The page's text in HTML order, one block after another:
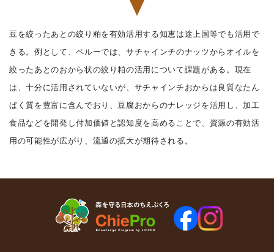
豆を絞ったあとの絞り粕を有効活用する知恵は途上国等でも活用で
きる。例として、ペルーでは、サチャインチのナッツからオイルを
絞ったあとのおから状の絞り粕の活用について課題がある。現在
は、十分に活用されていないが、サチャインチおからは良質なたん
ぱく質を豊富に含んでおり、豆腐おからのナレッジを活用し、加工
食品などを開発し付加価値と認知度を高めることで、資源の有効活
用の可能性が広がり、流通の拡大が期待される。